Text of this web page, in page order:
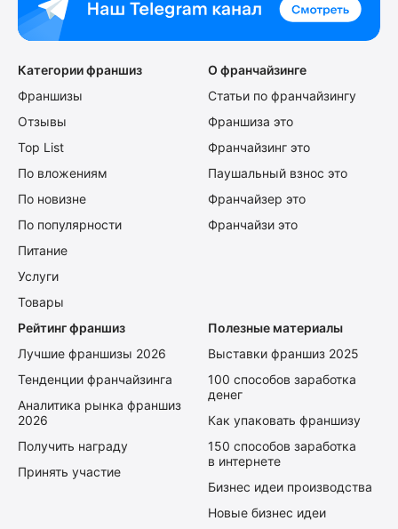
Категории франшиз
Франшизы
Отзывы
Top List
По вложениям
По новизне
По популярности
Питание
Услуги
Товары
О франчайзинге
Статьи по франчайзингу
Франшиза это
Франчайзинг это
Паушальный взнос это
Франчайзер это
Франчайзи это
Рейтинг франшиз
Лучшие франшизы 2026
Тенденции франчайзинга
Аналитика рынка франшиз
2026
Получить награду
Принять участие
Полезные материалы
Выставки франшиз 2025
100 способов заработка
денег
Как упаковать франшизу
150 способов заработка
в интернете
Бизнес идеи производства
Новые бизнес идеи